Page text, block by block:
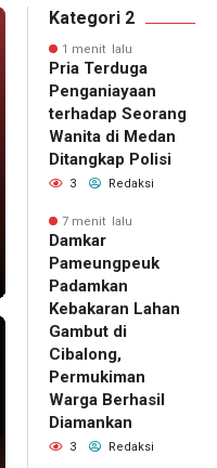
Kategori 2
1 menit lalu
Pria Terduga
Penganiayaan
terhadap Seorang
Wanita di Medan
Ditangkap Polisi
3 Redaksi
7 menit lalu
Damkar
Pameungpeuk
Padamkan
Kebakaran Lahan
Gambut di
Cibalong,
Permukiman
Warga Berhasil
Diamankan
3 Redaksi